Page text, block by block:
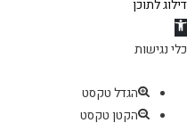
דילוג לתוכן
פתח
סרגל
כלי נגישות
הגדל טקסט
הקטן טקסט